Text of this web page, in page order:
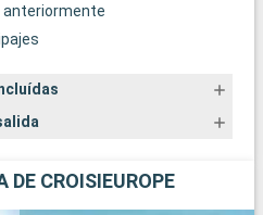
anteriormente
DE CROISIEUROPE